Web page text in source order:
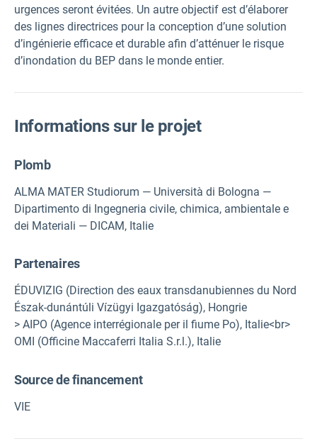
urgences seront évitées. Un autre objectif est d’élaborer
des lignes directrices pour la conception d’une solution
d’ingénierie efficace et durable afin d’atténuer le risque
d’inondation du BEP dans le monde entier.
Informations sur le projet
Plomb
ALMA MATER Studiorum — Università di Bologna —
Dipartimento di Ingegneria civile, chimica, ambientale e
dei Materiali — DICAM, Italie
Partenaires
ÉDUVIZIG (Direction des eaux transdanubiennes du Nord
Észak-dunántúli Vízügyi Igazgatóság), Hongrie
> AIPO (Agence interrégionale per il fiume Po), Italie<br>
OMI (Officine Maccaferri Italia S.r.l.), Italie
Source de financement
VIE